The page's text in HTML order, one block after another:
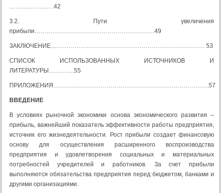
………………… .42
3.2. Пути увеличения
прибыли…………………………………………………….49
ЗАКЛЮЧЕНИЕ…………………………………………………………………… 53
СПИСОК ИСПОЛЬЗОВАННЫХ ИСТОЧНИКОВ И
ЛИТЕРАТУРЫ………….55
ПРИЛОЖЕНИЯ…………………………………………………………………….57
ВВЕДЕНИЕ
В условиях рыночной экономики основа экономического развития –
прибыль, важнейший показатель эффективности работы предприятия,
источник его жизнедеятельности. Рост прибыли создает финансовую
основу для осуществления расширенного воспроизводства
предприятия и удовлетворения социальных и материальных
потребностей учредителей и работников. За счет прибыли
выполняются обязательства предприятия перед бюджетом, банками и
другими организациями.